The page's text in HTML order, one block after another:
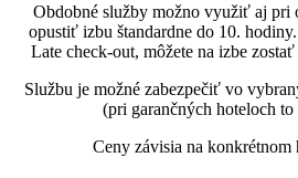
Obdobné služby možno využiť aj pri
opustiť izbu štandardne do 10.
Late check-out, môžete na izbe
Službu je možné zabezpečiť vo
(pri garančných hoteloch to
Ceny závisia na konkrétnom